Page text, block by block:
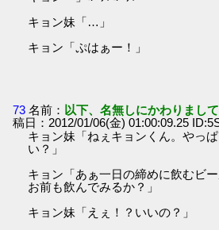
キョン妹「…」
キョン「ぷはぁー！」
73 名前： 以下、名無しにかわりまし
稿日：2012/01/06(金) 01:00:09.25
キョン妹「ねぇキョンくん。やっ
い？」
キョン「あぁ一日の締めに飲むビ
お前も飲んでみるか？」
キョン妹「えぇ！？いいの？」